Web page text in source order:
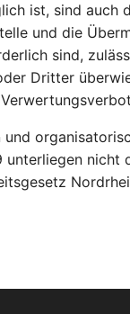
ist, sind auch
und die
sind,
Dritter
nicht